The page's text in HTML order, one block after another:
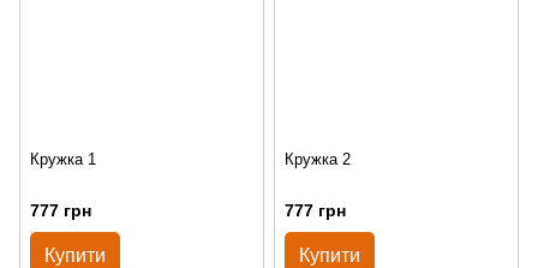
Кружка 1
777 грн
Купити
Кружка 2
777 грн
Купити